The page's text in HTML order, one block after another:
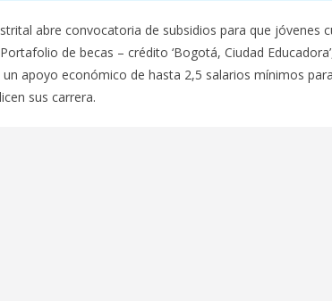
abre convocatoria de subsidios para que jóvenes
de becas – crédito ‘Bogotá, Ciudad
apoyo económico de hasta 2,5 salarios mínimos
sus carrera.